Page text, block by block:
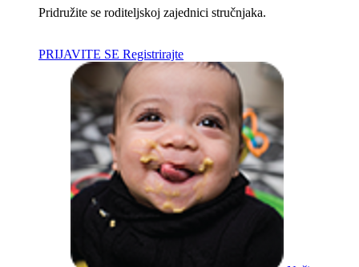
Pridružite se roditeljskoj zajednici stručnjaka.
PRIJAVITE SE Registrirajte